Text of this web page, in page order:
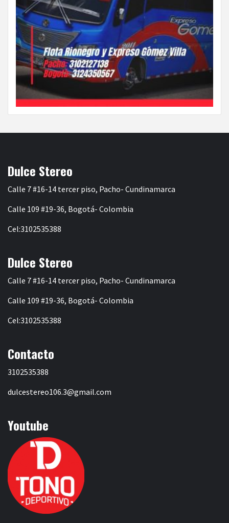
Dulce Stereo
Calle 7 #16-14 tercer piso, Pacho- Cundinamarca
Calle 109 #19-36, Bogotá- Colombia
Cel:3102535388
Dulce Stereo
Calle 7 #16-14 tercer piso, Pacho- Cundinamarca
Calle 109 #19-36, Bogotá- Colombia
Cel:3102535388
Contacto
3102535388
dulcestereo106.3@gmail.com
Youtube